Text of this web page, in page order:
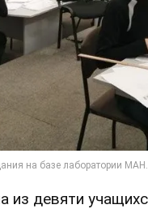
из девяти